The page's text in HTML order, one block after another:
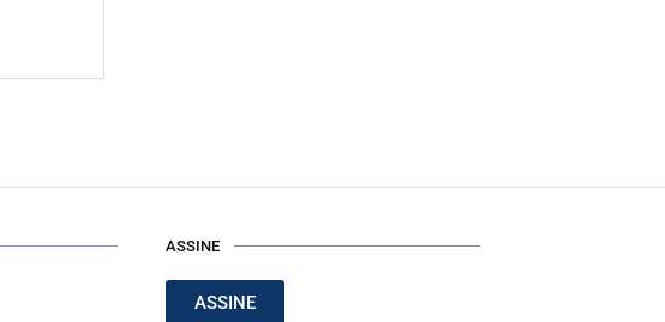
ASSINE
ASSINE